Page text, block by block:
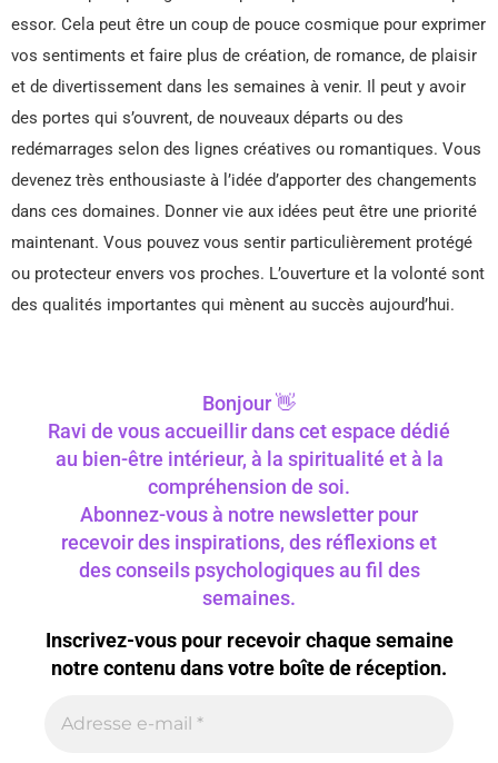
essor. Cela peut être un coup de pouce cosmique pour exprimer
vos sentiments et faire plus de création, de romance, de plaisir
et de divertissement dans les semaines à venir. Il peut y avoir
des portes qui s’ouvrent, de nouveaux départs ou des
redémarrages selon des lignes créatives ou romantiques. Vous
devenez très enthousiaste à l’idée d’apporter des changements
dans ces domaines. Donner vie aux idées peut être une priorité
maintenant. Vous pouvez vous sentir particulièrement protégé
ou protecteur envers vos proches. L’ouverture et la volonté sont
des qualités importantes qui mènent au succès aujourd’hui.
Bonjour 👋
Ravi de vous accueillir dans cet espace dédié
au bien-être intérieur, à la spiritualité et à la
compréhension de soi.
Abonnez-vous à notre newsletter pour
recevoir des inspirations, des réflexions et
des conseils psychologiques au fil des
semaines.
Inscrivez-vous pour recevoir chaque semaine
notre contenu dans votre boîte de réception.